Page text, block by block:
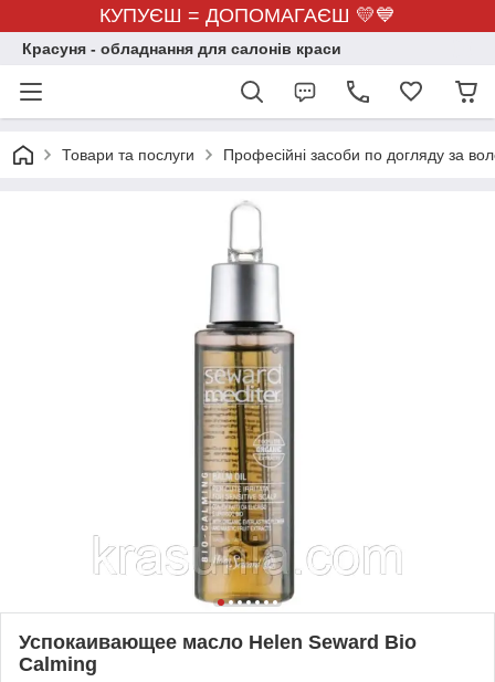
КУПУЄШ = ДОПОМАГАЄШ 💛💙
Красуня - обладнання для салонів краси
Товари та послуги Професійні засоби по догляду за
Успокаивающее масло Helen Seward Bio
Calming